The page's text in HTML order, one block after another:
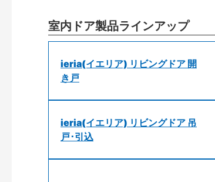
室内ドア製品ラインアップ
ieria(イエリア) リビングドア 開
き戸
ieria(イエリア) リビングドア 吊
戸･引込